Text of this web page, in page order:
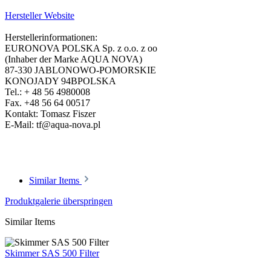
Hersteller Website
Herstellerinformationen:
EURONOVA POLSKA Sp. z o.o. z oo
(Inhaber der Marke AQUA NOVA)
87-330 JABLONOWO-POMORSKIE
KONOJADY 94BPOLSKA
Tel.: + 48 56 4980008
Fax. +48 56 64 00517
Kontakt: Tomasz Fiszer
E-Mail: tf@aqua-nova.pl
Similar Items
Produktgalerie überspringen
Similar Items
Skimmer SAS 500 Filter